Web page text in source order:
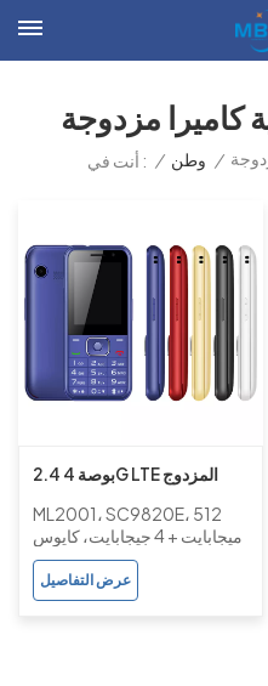
كاميرا مزدوجة
أنت في : / وطن /
2.4 بوصة 4G LTE المزدوج
سيم الروبوت KaiOS الذكية
ميزة الهاتف 512MB + 4GB
كاميرا مزدوجة 1700mAh
البطارية
ML2001، SC9820E، 512
ميجابايت + 4 جيجابايت، كايوس
عرض التفاصيل